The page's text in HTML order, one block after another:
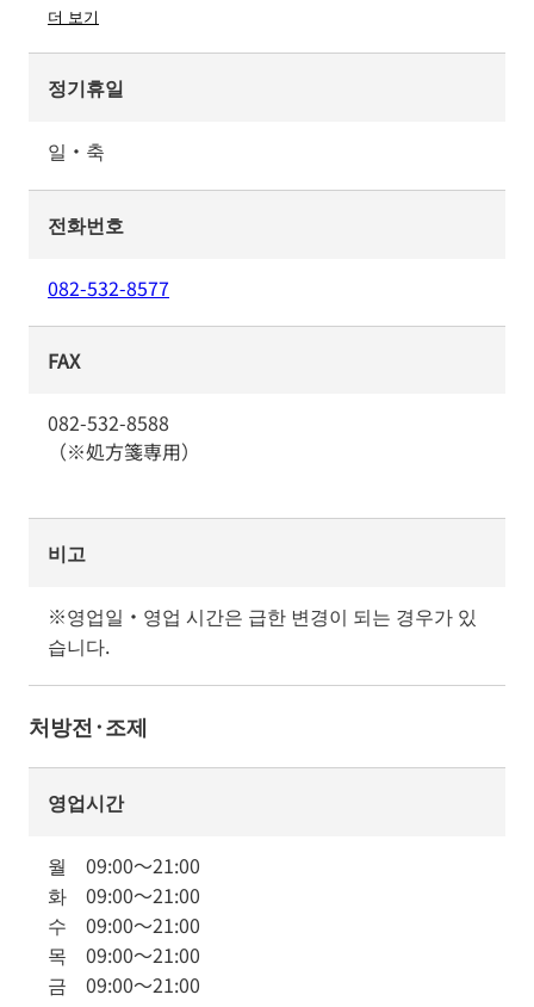
더 보기
정기휴일
일・축
전화번호
082-532-8577
FAX
082-532-8588
（※処方箋専用）
비고
※영업일・영업 시간은 급한 변경이 되는 경우가 있
습니다.
처방전·조제
영업시간
월 09:00～21:00
화 09:00～21:00
수 09:00～21:00
목 09:00～21:00
금 09:00～21:00